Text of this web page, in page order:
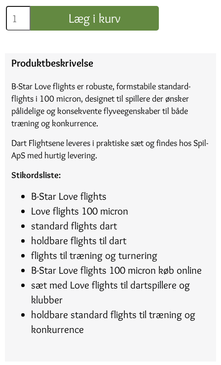
Læg i kurv
Produktbeskrivelse
B-Star Love flights er robuste, formstabile standard-
flights i 100 micron, designet til spillere der ønsker
pålidelige og konsekvente flyveegenskaber til både
træning og konkurrence.
Dart Flightsene leveres i praktiske sæt og findes hos Spil-
ApS med hurtig levering.
Stikordsliste:
B-Star Love flights
Love flights 100 micron
standard flights dart
holdbare flights til dart
flights til træning og turnering
B-Star Love flights 100 micron køb online
sæt med Love flights til dartspillere og
klubber
holdbare standard flights til træning og
konkurrence